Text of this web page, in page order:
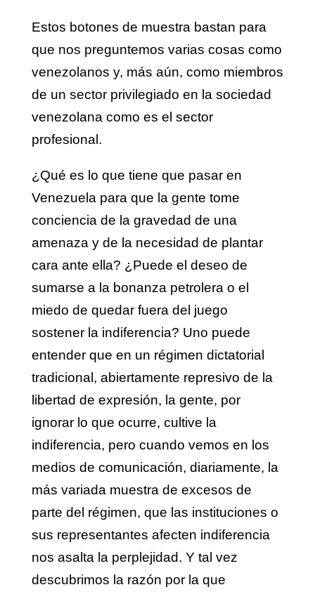
Estos botones de muestra bastan para
que nos preguntemos varias cosas como
venezolanos y, más aún, como miembros
de un sector privilegiado en la sociedad
venezolana como es el sector
profesional.
¿Qué es lo que tiene que pasar en
Venezuela para que la gente tome
conciencia de la gravedad de una
amenaza y de la necesidad de plantar
cara ante ella? ¿Puede el deseo de
sumarse a la bonanza petrolera o el
miedo de quedar fuera del juego
sostener la indiferencia? Uno puede
entender que en un régimen dictatorial
tradicional, abiertamente represivo de la
libertad de expresión, la gente, por
ignorar lo que ocurre, cultive la
indiferencia, pero cuando vemos en los
medios de comunicación, diariamente, la
más variada muestra de excesos de
parte del régimen, que las instituciones o
sus representantes afecten indiferencia
nos asalta la perplejidad. Y tal vez
descubrimos la razón por la que